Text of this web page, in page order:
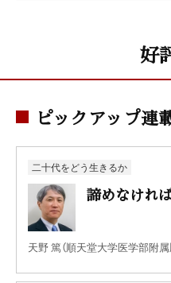
好
ピックアップ連
二十代をどう生きるか
諦めなけれ
天野 篤（順天堂大学医学部附